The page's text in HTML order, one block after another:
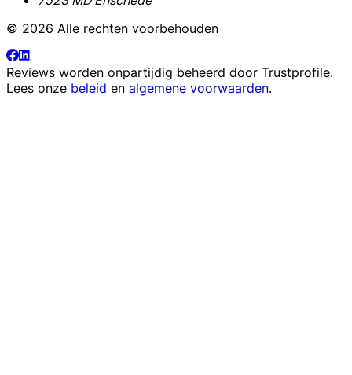
© 2026 Alle rechten voorbehouden
Reviews worden onpartijdig beheerd door Trustprofile.
Lees onze beleid en algemene voorwaarden.